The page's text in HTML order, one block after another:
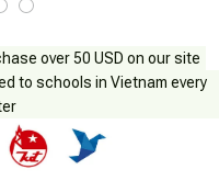
over 50 USD on our site
to schools in Vietnam every